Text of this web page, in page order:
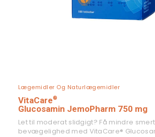
LÆS MERE
Lægemidler Og Naturlægemidler
VitaCare®
Glucosamin JemoPharm 750 mg
Let til moderat slidgigt? Få mindre
bevægelighed med VitaCare®